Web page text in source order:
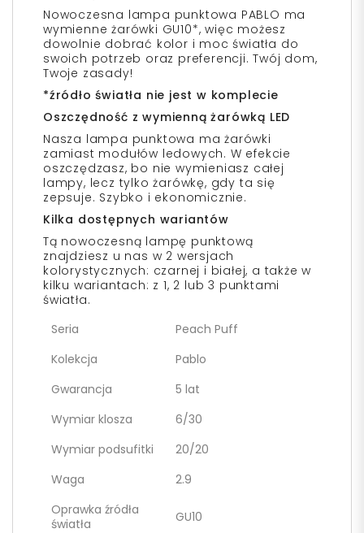
Nowoczesna lampa punktowa PABLO ma
wymienne żarówki GU10*, więc możesz
dowolnie dobrać kolor i moc światła do
swoich potrzeb oraz preferencji. Twój dom,
Twoje zasady!
*źródło światła nie jest w komplecie
Oszczędność z wymienną żarówką LED
Nasza lampa punktowa ma żarówki
zamiast modułów ledowych. W efekcie
oszczędzasz, bo nie wymieniasz całej
lampy, lecz tylko żarówkę, gdy ta się
zepsuje. Szybko i ekonomicznie.
Kilka dostępnych wariantów
Tą nowoczesną lampę punktową
znajdziesz u nas w 2 wersjach
kolorystycznych: czarnej i białej, a także w
kilku wariantach: z 1, 2 lub 3 punktami
światła.
Seria
Peach Puff
Kolekcja
Pablo
Gwarancja
5 lat
Wymiar klosza
6/30
Wymiar podsufitki
20/20
Waga
2.9
Oprawka źródła
światła
GU10